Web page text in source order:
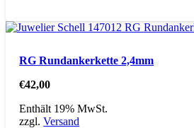
RG Rundankerkette 2,4mm
€42,00
Enthält 19% MwSt.
zzgl.Versand